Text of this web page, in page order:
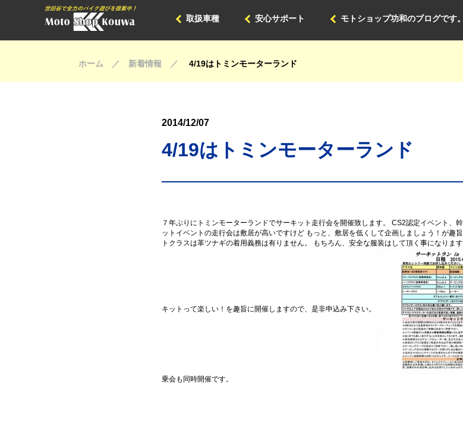
モトショップ功和のブログです。
安心サポート
取扱車種
ホーム ／ 新着情報 ／ 4/19はトミンモーターランド
2014/12/07
4/19はトミンモーターランド
７年ぶりにトミンモーターランドでサーキット走行会を開催致します。 CS2認定イベント、
ットイベントの走行会は敷居が高いですけど もっと、敷居を低くして企画しましょう！が趣
トクラスは革ツナギの着用義務は有りません。 もちろん、安全な服装はして頂く事になりま
キットって楽しい！を趣旨に開催しますので、是非申込み下さい。
乗会も同時開催です。